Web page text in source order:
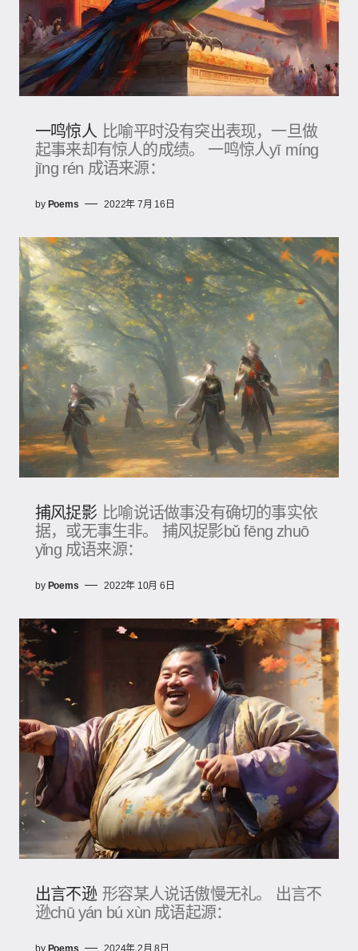
一鸣惊人 比喻平时没有突出表现，一旦做
起事来却有惊人的成绩。 一鸣惊人yī míng
jīng rén 成语来源：
by Poems 2022年 7月 16日
捕风捉影 比喻说话做事没有确切的事实依
据，或无事生非。 捕风捉影bǔ fēng zhuō
yǐng 成语来源：
by Poems 2022年 10月 6日
出言不逊 形容某人说话傲慢无礼。 出言不
逊chū yán bú xùn 成语起源：
by Poems 2024年 2月 8日